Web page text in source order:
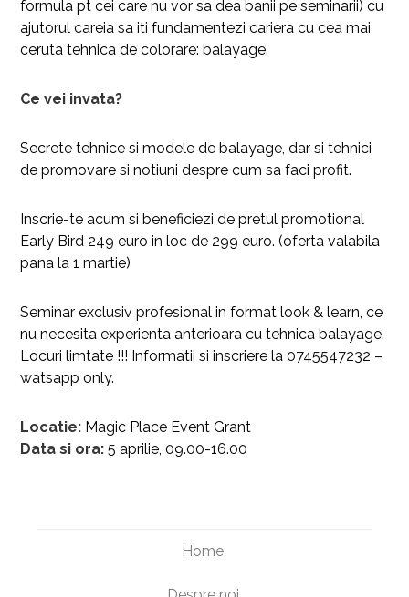
formula pt cei care nu vor sa dea banii pe seminarii) cu
ajutorul careia sa iti fundamentezi cariera cu cea mai
ceruta tehnica de colorare: balayage.
Ce vei invata?
Secrete tehnice si modele de balayage, dar si tehnici
de promovare si notiuni despre cum sa faci profit.
Inscrie-te acum si beneficiezi de pretul promotional
Early Bird 249 euro in loc de 299 euro. (oferta valabila
pana la 1 martie)
Seminar exclusiv profesional in format look & learn, ce
nu necesita experienta anterioara cu tehnica balayage.
Locuri limtate !!! Informatii si inscriere la 0745547232 –
watsapp only.
Locatie: Magic Place Event Grant
Data si ora: 5 aprilie, 09.00-16.00
Home